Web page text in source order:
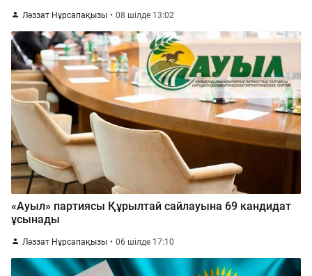
Ләззат Нұрсапақызы 08 шілде 13:02
«Ауыл» партиясы Құрылтай сайлауына 69 кандидат
ұсынады
Ләззат Нұрсапақызы 06 шілде 17:10